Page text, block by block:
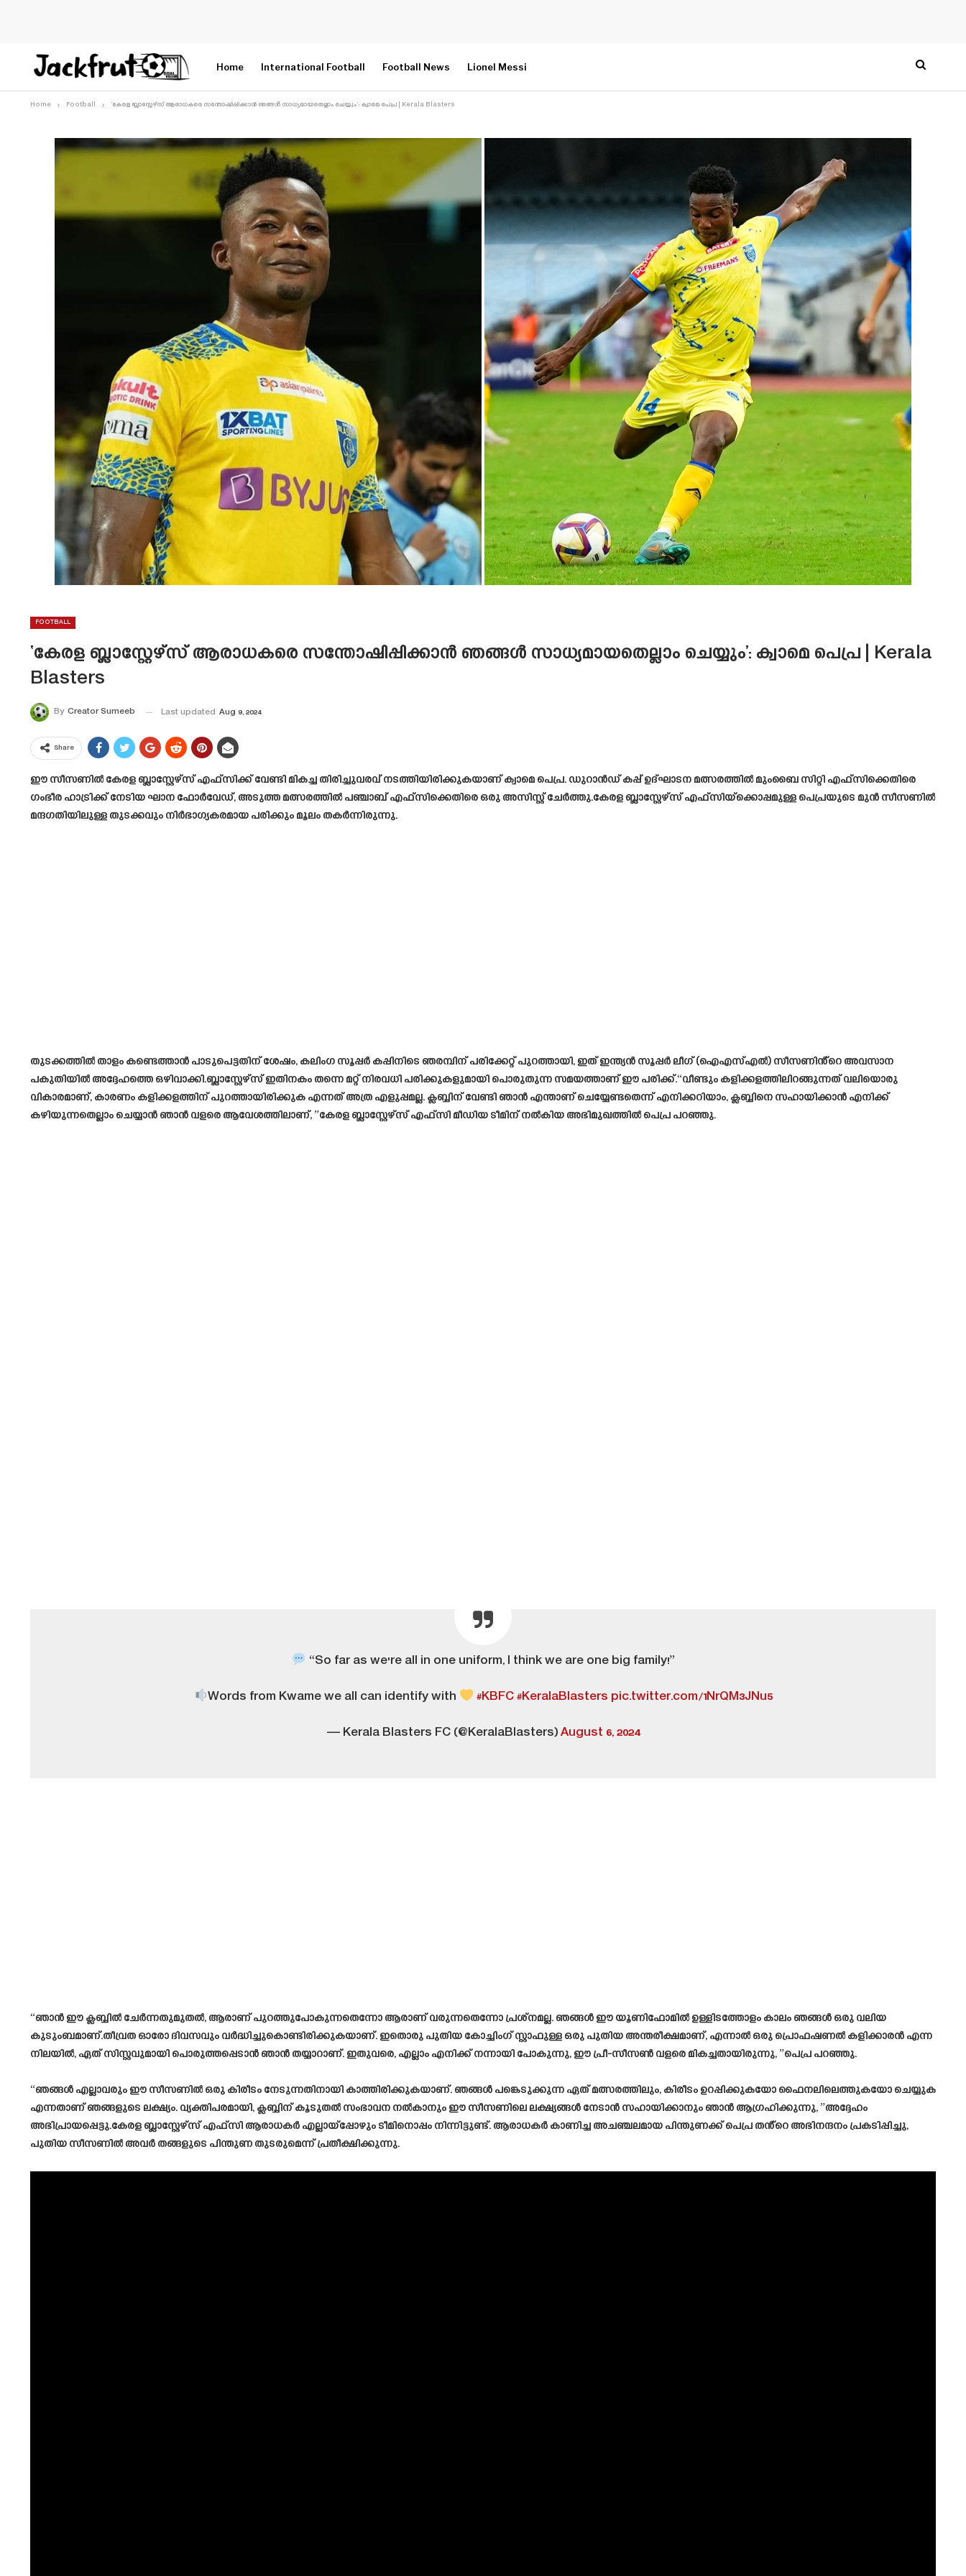
Home International Football Football News Lionel Messi
Home Football ‘കേരള ബ്ലാസ്റ്റേഴ്‌സ് ആരാധകരെ സന്തോഷിപ്പിക്കാൻ ഞങ്ങൾ സാധ്യമായതെല്ലാം ചെയ്യും’: ക്വാമെ പെപ്ര | Kerala Blasters
FOOTBALL
‘കേരള ബ്ലാസ്റ്റേഴ്‌സ് ആരാധകരെ സന്തോഷിപ്പിക്കാൻ ഞങ്ങൾ സാധ്യമായതെല്ലാം ചെയ്യും’: ക്വാമെ പെപ്ര | Kerala
Blasters
By Creator Sumeeb Last updated Aug 9, 2024
Share
ഈ സീസണിൽ കേരള ബ്ലാസ്റ്റേഴ്‌സ് എഫ്‌സിക്ക് വേണ്ടി മികച്ച തിരിച്ചുവരവ് നടത്തിയിരിക്കുകയാണ് ക്വാമെ പെപ്ര. ഡുറാൻഡ് കപ്പ് ഉദ്ഘാടന മത്സരത്തിൽ മുംബൈ സിറ്റി എഫ്‌സിക്കെതിരെ
ഗംഭീര ഹാട്രിക്ക് നേടിയ ഘാന ഫോർവേഡ്, അടുത്ത മത്സരത്തിൽ പഞ്ചാബ് എഫ്‌സിക്കെതിരെ ഒരു അസിസ്റ്റ് ചേർത്തു.കേരള ബ്ലാസ്റ്റേഴ്‌സ് എഫ്‌സിയ്‌ക്കൊപ്പമുള്ള പെപ്രയുടെ മുൻ സീസണിൽ
മന്ദഗതിയിലുള്ള തുടക്കവും നിർഭാഗ്യകരമായ പരിക്കും മൂലം തകർന്നിരുന്നു.
തുടക്കത്തിൽ താളം കണ്ടെത്താൻ പാടുപെട്ടതിന് ശേഷം, കലിംഗ സൂപ്പർ കപ്പിനിടെ ഞരമ്പിന് പരിക്കേറ്റ് പുറത്തായി, ഇത് ഇന്ത്യൻ സൂപ്പർ ലീഗ് (ഐഎസ്എൽ) സീസണിൻ്റെ അവസാന
പകുതിയിൽ അദ്ദേഹത്തെ ഒഴിവാക്കി.ബ്ലാസ്റ്റേഴ്‌സ് ഇതിനകം തന്നെ മറ്റ് നിരവധി പരിക്കുകളുമായി പൊരുതുന്ന സമയത്താണ് ഈ പരിക്ക്.“വീണ്ടും കളിക്കളത്തിലിറങ്ങുന്നത് വലിയൊരു
വികാരമാണ്, കാരണം കളിക്കളത്തിന് പുറത്തായിരിക്കുക എന്നത് അത്ര എളുപ്പമല്ല. ക്ലബ്ബിന് വേണ്ടി ഞാൻ എന്താണ് ചെയ്യേണ്ടതെന്ന് എനിക്കറിയാം, ക്ലബ്ബിനെ സഹായിക്കാൻ എനിക്ക്
കഴിയുന്നതെല്ലാം ചെയ്യാൻ ഞാൻ വളരെ ആവേശത്തിലാണ്, ”കേരള ബ്ലാസ്റ്റേഴ്സ് എഫ്സി മീഡിയ ടീമിന് നൽകിയ അഭിമുഖത്തിൽ പെപ്ര പറഞ്ഞു.
“So far as we're all in one uniform, I think we are one big family!”
Words from Kwame we all can identify with #KBFC #KeralaBlasters pic.twitter.com/1NrQM3JNu5
— Kerala Blasters FC (@KeralaBlasters) August 6, 2024
“ഞാൻ ഈ ക്ലബ്ബിൽ ചേർന്നതുമുതൽ, ആരാണ് പുറത്തുപോകുന്നതെന്നോ ആരാണ് വരുന്നതെന്നോ പ്രശ്നമല്ല. ഞങ്ങൾ ഈ യൂണിഫോമിൽ ഉള്ളിടത്തോളം കാലം ഞങ്ങൾ ഒരു വലിയ
കുടുംബമാണ്.തീവ്രത ഓരോ ദിവസവും വർദ്ധിച്ചുകൊണ്ടിരിക്കുകയാണ്. ഇതൊരു പുതിയ കോച്ചിംഗ് സ്റ്റാഫുള്ള ഒരു പുതിയ അന്തരീക്ഷമാണ്, എന്നാൽ ഒരു പ്രൊഫഷണൽ കളിക്കാരൻ എന്ന
നിലയിൽ, ഏത് സിസ്റ്റവുമായി പൊരുത്തപ്പെടാൻ ഞാൻ തയ്യാറാണ്. ഇതുവരെ, എല്ലാം എനിക്ക് നന്നായി പോകുന്നു, ഈ പ്രീ-സീസൺ വളരെ മികച്ചതായിരുന്നു, ”പെപ്ര പറഞ്ഞു.
“ഞങ്ങൾ എല്ലാവരും ഈ സീസണിൽ ഒരു കിരീടം നേടുന്നതിനായി കാത്തിരിക്കുകയാണ്. ഞങ്ങൾ പങ്കെടുക്കുന്ന ഏത് മത്സരത്തിലും, കിരീടം ഉറപ്പിക്കുകയോ ഫൈനലിലെത്തുകയോ ചെയ്യുക
എന്നതാണ് ഞങ്ങളുടെ ലക്ഷ്യം. വ്യക്തിപരമായി, ക്ലബ്ബിന് കൂടുതൽ സംഭാവന നൽകാനും ഈ സീസണിലെ ലക്ഷ്യങ്ങൾ നേടാൻ സഹായിക്കാനും ഞാൻ ആഗ്രഹിക്കുന്നു, ”അദ്ദേഹം
അഭിപ്രായപ്പെട്ടു.കേരള ബ്ലാസ്റ്റേഴ്‌സ് എഫ്‌സി ആരാധകർ എല്ലായ്‌പ്പോഴും ടീമിനൊപ്പം നിന്നിട്ടുണ്ട്. ആരാധകർ കാണിച്ച അചഞ്ചലമായ പിന്തുണക്ക് പെപ്ര തൻ്റെ അഭിനന്ദനം പ്രകടിപ്പിച്ചു,
പുതിയ സീസണിൽ അവർ തങ്ങളുടെ പിന്തുണ തുടരുമെന്ന് പ്രതീക്ഷിക്കുന്നു.